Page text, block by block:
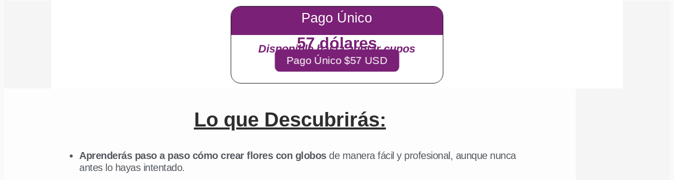
Pago Único
57 dólares
Disponible hasta agotar cupos
Pago Único $57 USD
Lo que Descubrirás:
Aprenderás paso a paso cómo crear flores con globosde manera fácil y profesional, aunque nunca
antes lo hayas intentado.